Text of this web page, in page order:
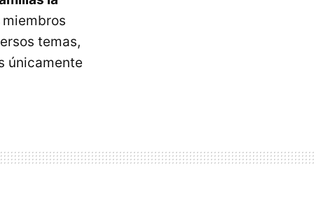
miembros
temas,
únicamente